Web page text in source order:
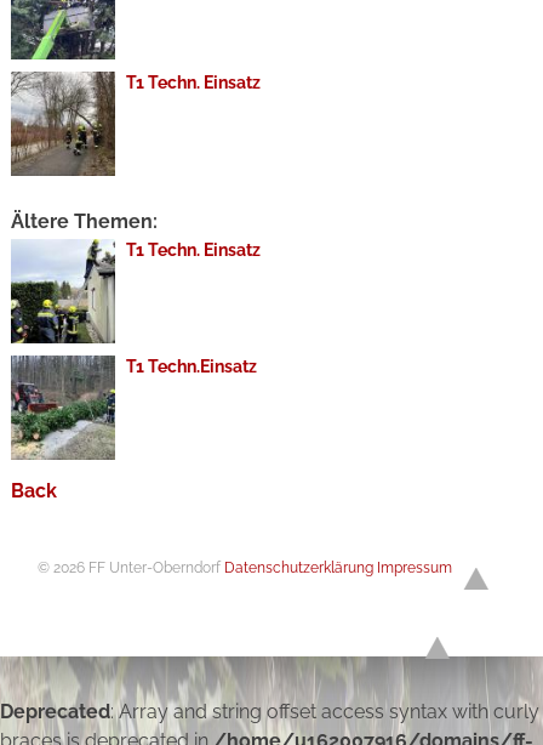
T1 Techn. Einsatz
Ältere Themen:
T1 Techn. Einsatz
T1 Techn.Einsatz
Back
© 2026 FF Unter-Oberndorf Datenschutzerklärung Impressum
Deprecated: Array and string offset access syntax with curly
braces is deprecated in /home/u162007916/domains/ff-